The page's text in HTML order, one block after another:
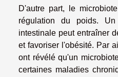
D'autre part, le
régulation du poids.
intestinale peut entraîner
et favoriser l'obésité. Par
ont révélé qu'un
certaines maladies